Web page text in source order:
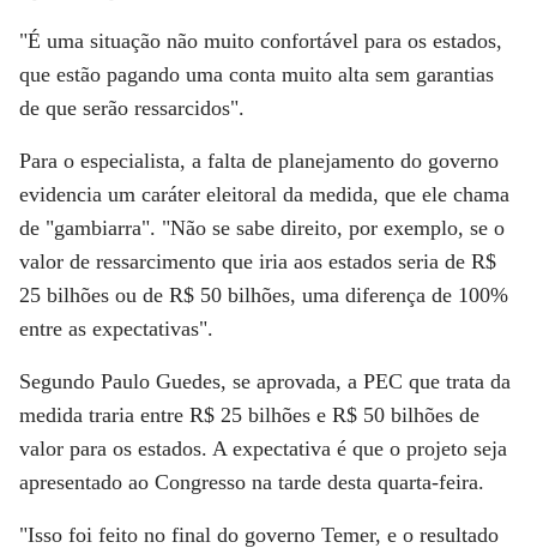
"É uma situação não muito confortável para os estados,
que estão pagando uma conta muito alta sem garantias
de que serão ressarcidos".
Para o especialista, a falta de planejamento do governo
evidencia um caráter eleitoral da medida, que ele chama
de "gambiarra". "Não se sabe direito, por exemplo, se o
valor de ressarcimento que iria aos estados seria de R$
25 bilhões ou de R$ 50 bilhões, uma diferença de 100%
entre as expectativas".
Segundo Paulo Guedes, se aprovada, a PEC que trata da
medida traria entre R$ 25 bilhões e R$ 50 bilhões de
valor para os estados. A expectativa é que o projeto seja
apresentado ao Congresso na tarde desta quarta-feira.
"Isso foi feito no final do governo Temer, e o resultado